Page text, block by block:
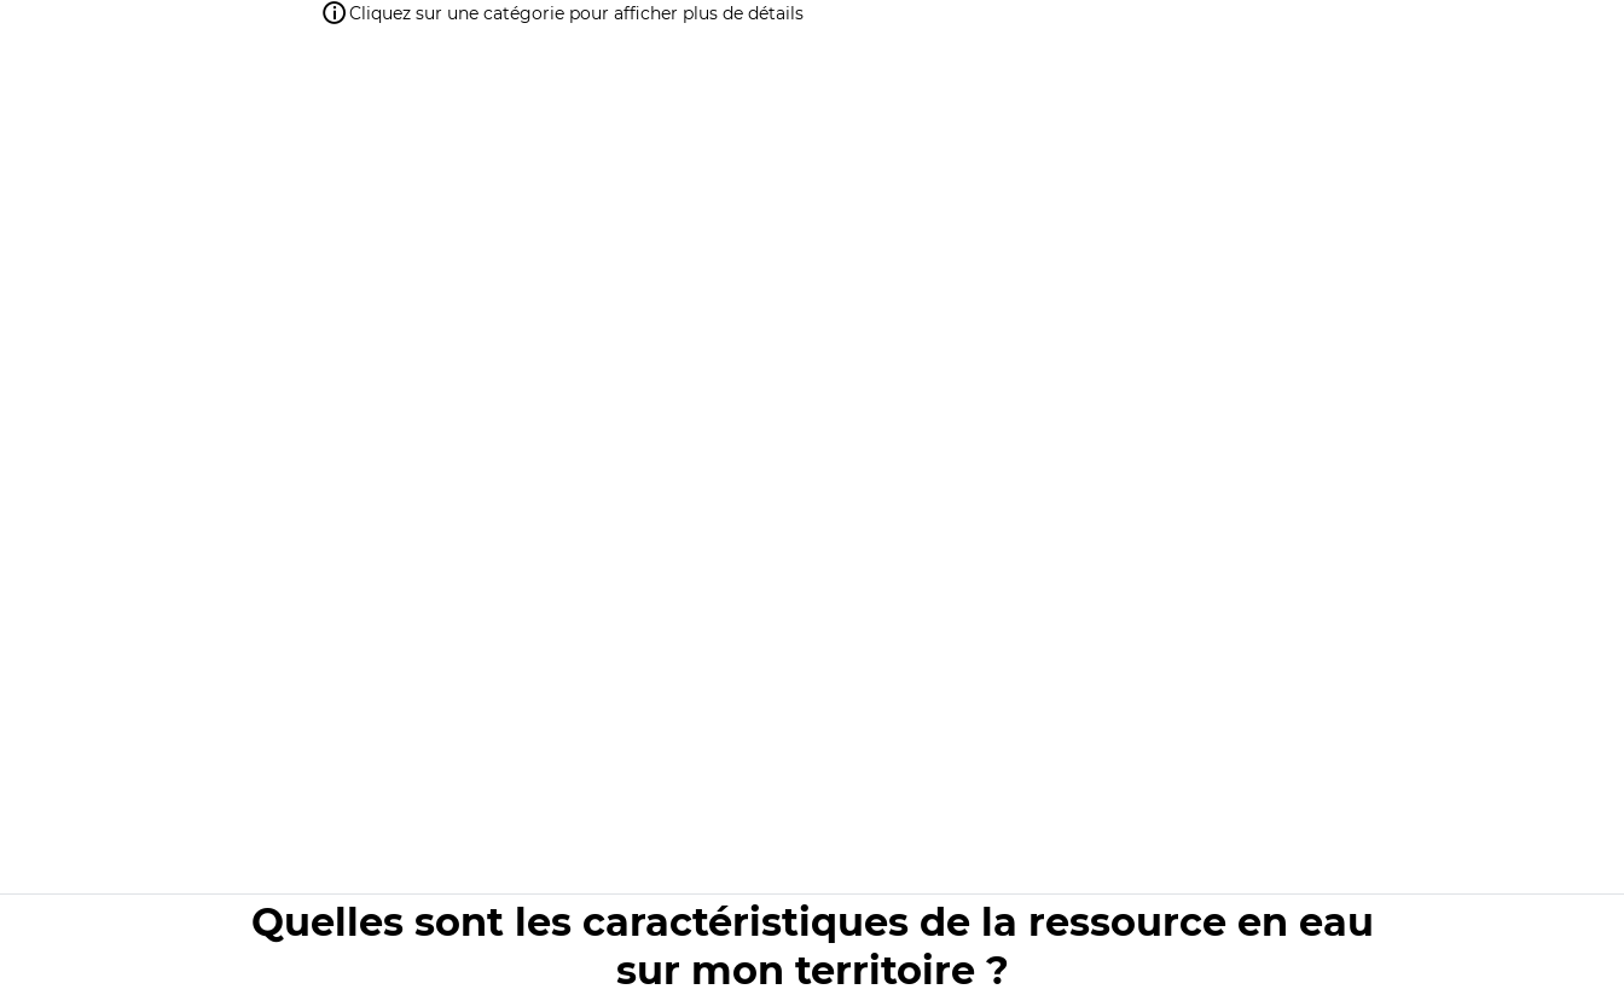
Cliquez sur une catégorie pour afficher plus de détails
Quelles sont les caractéristiques de la ressource en eau
sur mon territoire ?